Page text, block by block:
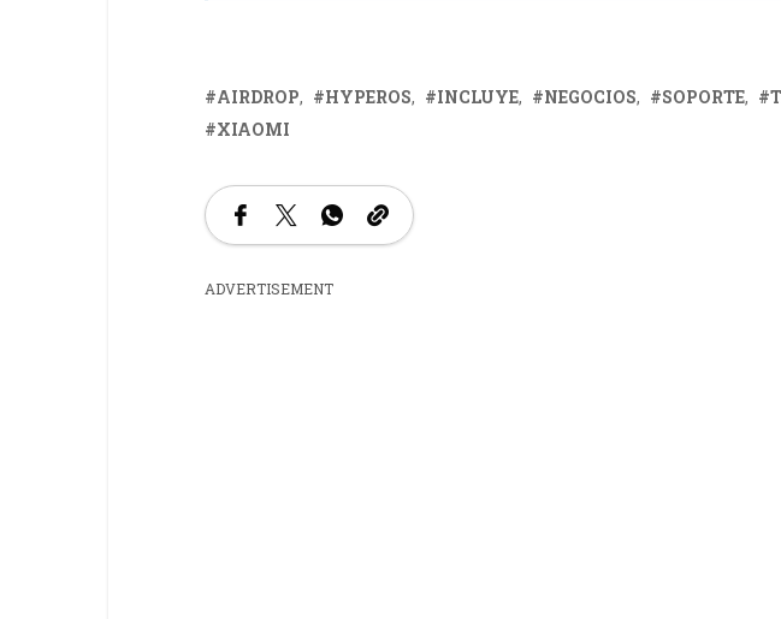
AIRDROP HYPEROS INCLUYE NEGOCIOS SOPORTE
XIAOMI
ADVERTISEMENT